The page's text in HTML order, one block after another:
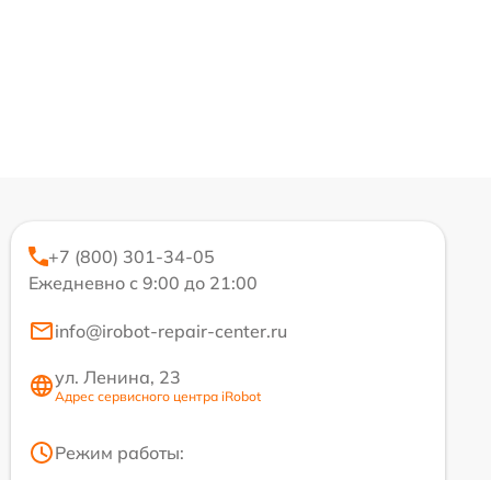
+7 (800) 301-34-05
Ежедневно с 9:00 до 21:00
info@irobot-repair-center.ru
ул. Ленина, 23
Адрес сервисного центра iRobot
Режим работы: